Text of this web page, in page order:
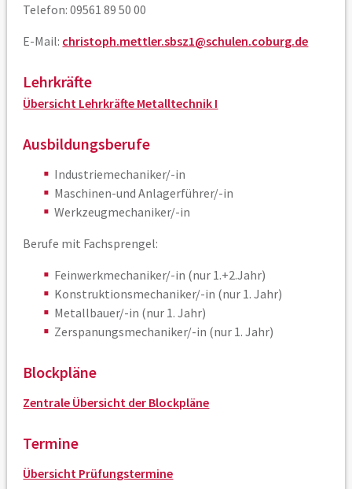
Telefon: 09561 89 50 00
E-Mail: christoph.mettler.sbsz1@schulen.coburg.de
Lehrkräfte
Übersicht Lehrkräfte Metalltechnik I
Ausbildungsberufe
Industriemechaniker/-in
Maschinen-und Anlagerführer/-in
Werkzeugmechaniker/-in
Berufe mit Fachsprengel:
Feinwerkmechaniker/-in (nur 1.+2.Jahr)
Konstruktionsmechaniker/-in (nur 1. Jahr)
Metallbauer/-in (nur 1. Jahr)
Zerspanungsmechaniker/-in (nur 1. Jahr)
Blockpläne
Zentrale Übersicht der Blockpläne
Termine
Übersicht Prüfungstermine